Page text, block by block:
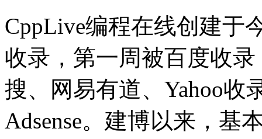
CppLive编程在线创建于
收录，第一周被百度收
搜、网易有道、Yahoo收
Adsense。建博以来，基